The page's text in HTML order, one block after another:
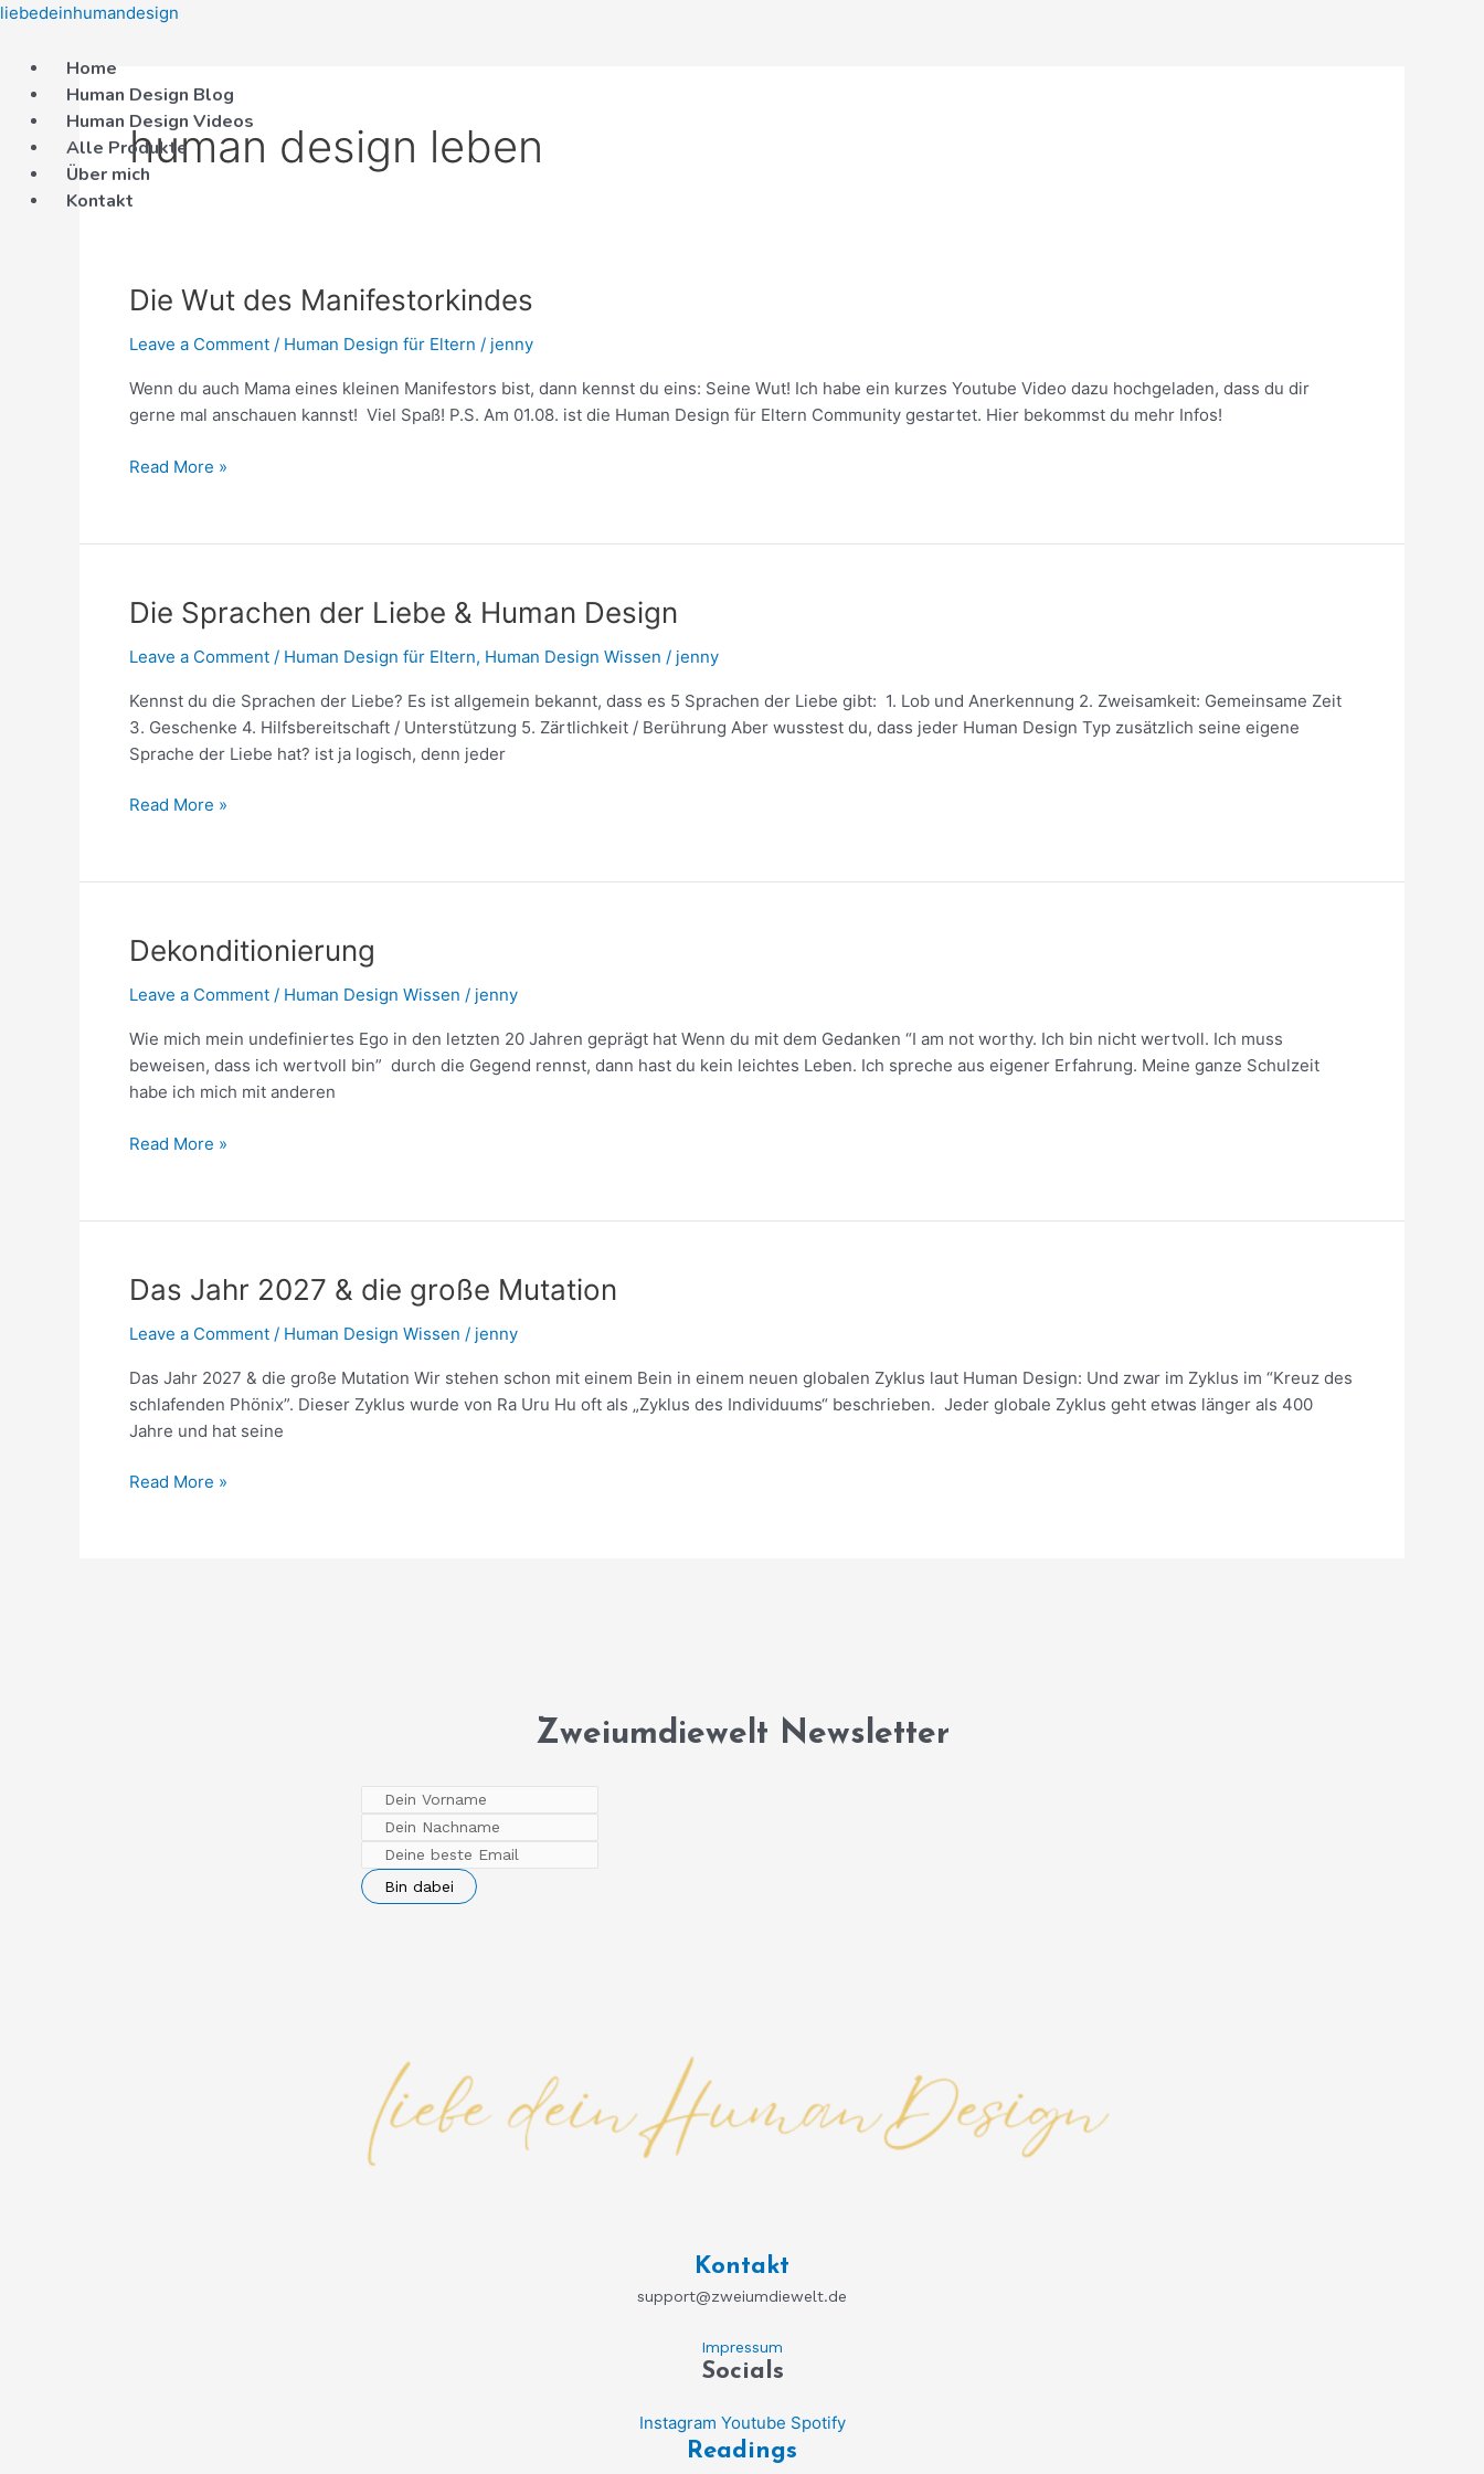
Skip
content
liebedeinhumandesign
Home
Human Design Blog
Human Design Videos
Alle Produkte
Über mich
Kontakt
human design leben
Die Wut des Manifestorkindes
Leave a Comment / Human Design für Eltern / jenny
Wenn du auch Mama eines kleinen Manifestors bist, dann kennst du eins: Seine Wut! Ich habe ein kurzes Youtube Video dazu hochgeladen, dass du dir
gerne mal anschauen kannst! Viel Spaß! P.S. Am 01.08. ist die Human Design für Eltern Community gestartet. Hier bekommst du mehr Infos!
Die
des
Read More »
Die Sprachen der Liebe & Human Design
Leave a Comment / Human Design für Eltern, Human Design Wissen / jenny
Kennst du die Sprachen der Liebe? Es ist allgemein bekannt, dass es 5 Sprachen der Liebe gibt: 1. Lob und Anerkennung 2. Zweisamkeit: Gemeinsame Zeit
3. Geschenke 4. Hilfsbereitschaft / Unterstützung 5. Zärtlichkeit / Berührung Aber wusstest du, dass jeder Human Design Typ zusätzlich seine eigene
Sprache der Liebe hat? ist ja logisch, denn jeder
Die
Sprachen
der
&
Human
Design
Read More »
Dekonditionierung
Leave a Comment / Human Design Wissen / jenny
Wie mich mein undefiniertes Ego in den letzten 20 Jahren geprägt hat Wenn du mit dem Gedanken “I am not worthy. Ich bin nicht wertvoll. Ich muss
beweisen, dass ich wertvoll bin” durch die Gegend rennst, dann hast du kein leichtes Leben. Ich spreche aus eigener Erfahrung. Meine ganze Schulzeit
habe ich mich mit anderen
Dekonditionierung
Read More »
Das Jahr 2027 & die große Mutation
Leave a Comment / Human Design Wissen / jenny
Das Jahr 2027 & die große Mutation Wir stehen schon mit einem Bein in einem neuen globalen Zyklus laut Human Design: Und zwar im Zyklus im “Kreuz des
schlafenden Phönix”. Dieser Zyklus wurde von Ra Uru Hu oft als „Zyklus des Individuums“ beschrieben. Jeder globale Zyklus geht etwas länger als 400
Jahre und hat seine
Das
2027
die
große
Mutation
Read More »
Zweiumdiewelt Newsletter
Bin dabei
Kontakt
support@zweiumdiewelt.de
Impressum
Socials
Instagram Youtube Spotify
Readings